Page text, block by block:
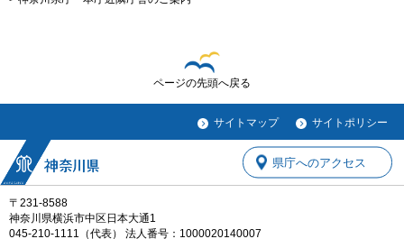
ページの先頭へ戻る
サイトマップ サイトポリシー
〒231-8588
神奈川県横浜市中区日本大通1
045-210-1111（代表） 法人番号：1000020140007
県庁へのアクセス